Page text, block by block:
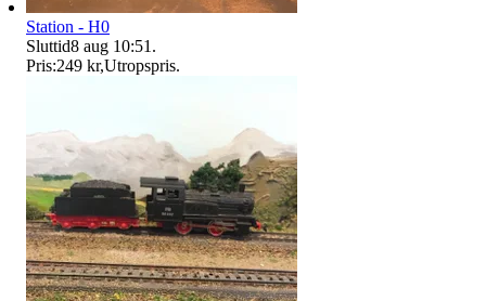
Station - H0
Sluttid8 aug 10:51 .
Pris:249 kr,Utropspris.